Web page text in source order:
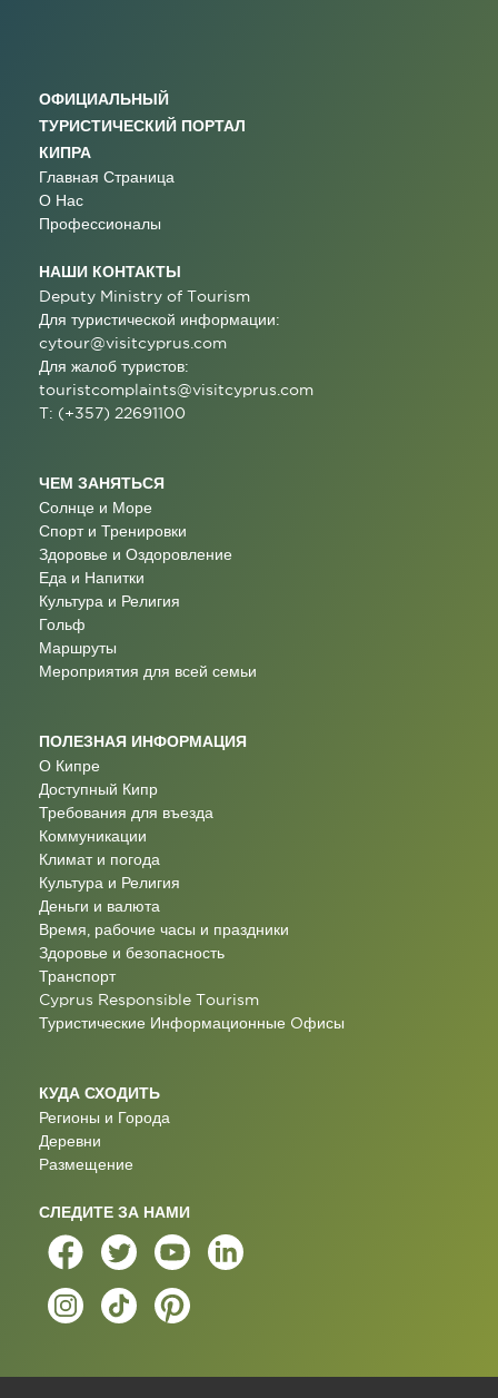
ОФИЦИАЛЬНЫЙ
ТУРИСТИЧЕСКИЙ ПОРТАЛ
КИПРА
Главная Страница
О Нас
Профессионалы
НАШИ КОНТАКТЫ
Deputy Ministry of Tourism
Для туристической информации:
cytour@visitcyprus.com
Для жалоб туристов:
touristcomplaints@visitcyprus.com
T: (+357) 22691100
ЧЕМ ЗАНЯТЬСЯ
Солнце и Море
Спорт и Тренировки
Здоровье и Оздоровление
Еда и Напитки
Культура и Религия
Гольф
Маршруты
Мероприятия для всей семьи
ПОЛЕЗНАЯ ИНФОРМАЦИЯ
О Кипре
Доступный Кипр
Требования для въезда
Коммуникации
Климат и погода
Культура и Религия
Деньги и валюта
Время, рабочие часы и праздники
Здоровье и безопасность
Транспорт
Cyprus Responsible Tourism
Туристические Информационные Oфисы
КУДА СХОДИТЬ
Регионы и Города
Деревни
Размещение
СЛЕДИТЕ ЗА НАМИ